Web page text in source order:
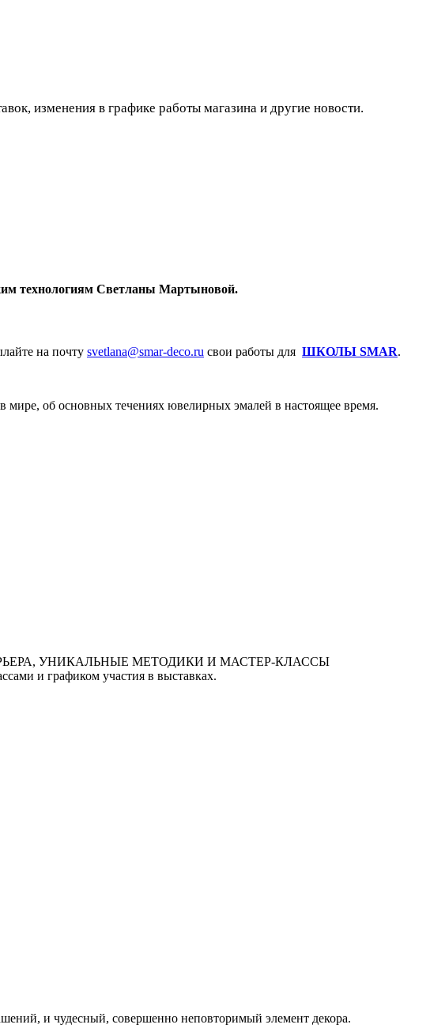
изменения в графике работы магазина и другие новости.
технологиям Светланы Мартыновой.
на почту svetlana@smar-deco.ru свои работы для ШКОЛЫ SMAR.
мире, об основных течениях ювелирных эмалей в настоящее время.
и графиком участия в выставках.
и чудесный, совершенно неповторимый элемент декора.